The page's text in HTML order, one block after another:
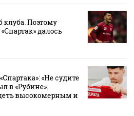
клуба. Поэтому
далось
«Не судите
в «Рубине».
высокомерным и